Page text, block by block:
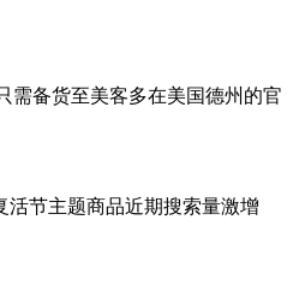
需备货至美客多在美国德州的官
活节主题商品近期搜索量激增